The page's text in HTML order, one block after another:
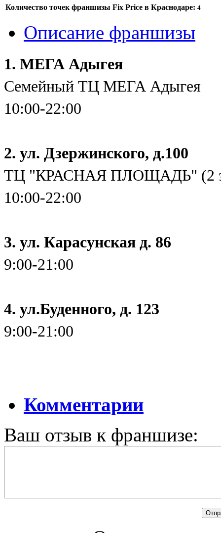
Количество точек франшизы Fix Price в Краснодаре: 4
Описание франшизы
1. МЕГА Адыгея
Семейный ТЦ МЕГА Адыгея
10:00-22:00
2. ул. Дзержинского, д.100
ТЦ "КРАСНАЯ ПЛОЩАДЬ" (2
10:00-22:00
3. ул. Карасунская д. 86
9:00-21:00
4. ул.Буденного, д. 123
9:00-21:00
Комментарии
Ваш отзыв к франшизе: